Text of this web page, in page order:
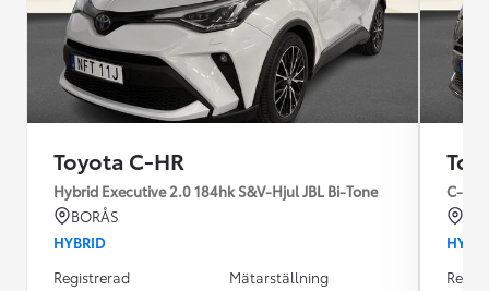
Toyota C-HR
Hybrid Executive 2.0 184hk S&V-Hjul JBL Bi-Tone
BORÅS
HYBRID
Registrerad
Mätarställning
C-HR